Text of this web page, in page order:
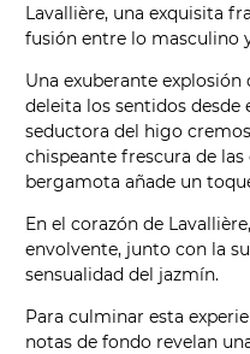
Lavallière, una exquisita
fusión entre lo masculino
Una exuberante
deleita los sentidos
seductora del higo
chispeante frescura de
bergamota añade un
En el corazón de
envolvente, junto con la
sensualidad del jazmín.
Para culminar esta
notas de fondo revelan